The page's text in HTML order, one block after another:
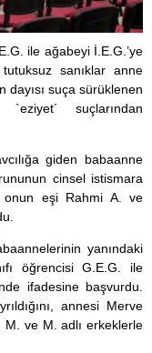
ile ağabeyi İ.E.G.’ye
sanıklar anne
dayısı suça sürüklenen
suçlarından
giden babaanne
cinsel istismara
onun eşi Rahmi A. ve
yanındaki
öğrencisi G.E.G. ile
ifadesine başvurdu.
annesi Merve
M. ve M. adlı erkeklerle